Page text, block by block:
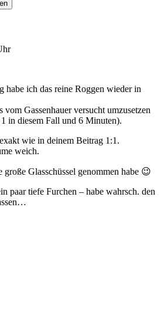
habe ich das reine Roggen wieder in
vom Gassenhauer versucht umzusetzen
in diesem Fall und 6 Minuten).
wie in deinem Beitrag 1:1.
weich.
große Glasschüssel genommen habe 😉
paar tiefe Furchen – habe wahrsch. den